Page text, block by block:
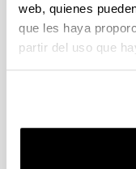
web, quienes
que les haya
partir del uso que